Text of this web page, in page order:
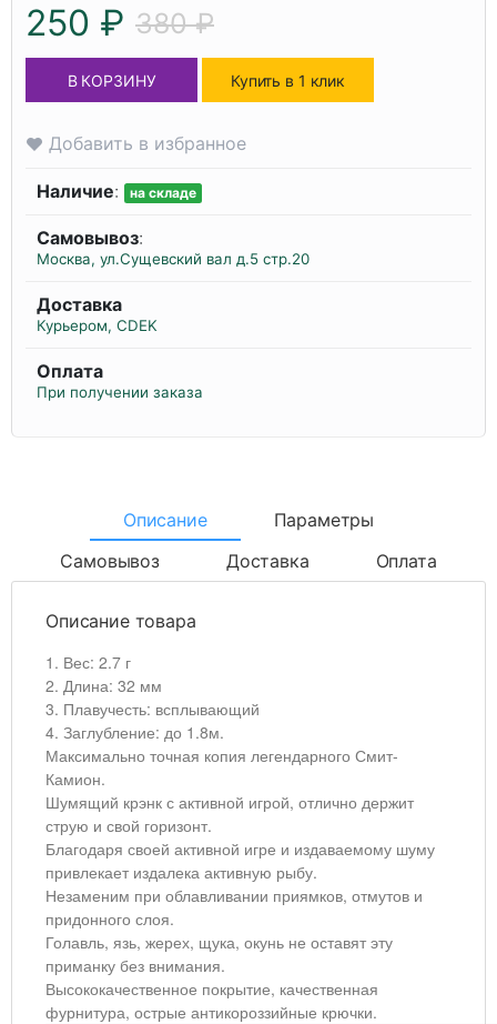
250 ₽ 380 ₽
В КОРЗИНУ Купить в 1 клик
Добавить в избранное
Наличие: на складе
Самовывоз:
Москва, ул.Сущевский вал д.5 стр.20
Доставка
Курьером, CDEK
Оплата
При получении заказа
Описание
Параметры
Самовывоз
Доставка Оплата
Описание товара
1. Вес: 2.7 г
2. Длина: 32 мм
3. Плавучесть: всплывающий
4. Заглубление: до 1.8м.
Максимально точная копия легендарного Смит-
Камион.
Шумящий крэнк с активной игрой, отлично держит
струю и свой горизонт.
Благодаря своей активной игре и издаваемому шуму
привлекает издалека активную рыбу.
Незаменим при облавливании приямков, отмутов и
придонного слоя.
Голавль, язь, жерех, щука, окунь не оставят эту
приманку без внимания.
Высококачественное покрытие, качественная
фурнитура, острые антикороззийные крючки.